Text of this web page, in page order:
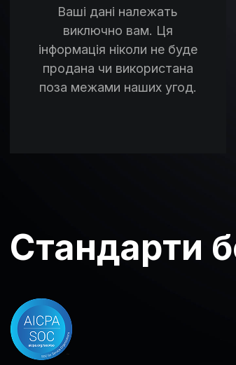
Ваші дані належать
виключно вам. Ця
інформація ніколи не буде
продана чи використана
поза межами наших угод.
Стандарти